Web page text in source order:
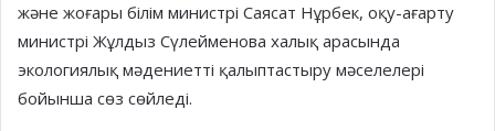
және жоғары білім министрі Саясат Нұрбек, оқу-ағарту
министрі Жұлдыз Сүлейменова халық арасында
экологиялық мәдениетті қалыптастыру мәселелері
бойынша сөз сөйледі.